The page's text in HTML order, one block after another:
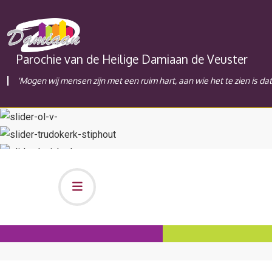
Parochie van de Heilige Damiaan de Veuster
'Mogen wij mensen zijn met een ruim hart, aan wie het te zien is